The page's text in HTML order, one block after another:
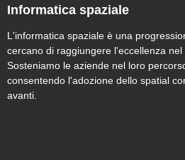
Informatica spaziale
L'informatica spaziale è una
cercano di raggiungere l'eccellenza
Sosteniamo le aziende nel loro
consentendo l'adozione dello spatial
avanti.